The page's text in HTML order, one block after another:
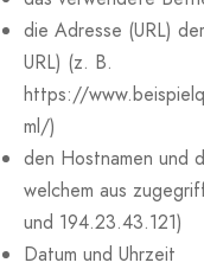
die Adresse (URL)
URL) (z. B.
https://
ml/)
den Hostnamen und
welchem aus
und 194.23.43.121)
Datum und Uhrzeit